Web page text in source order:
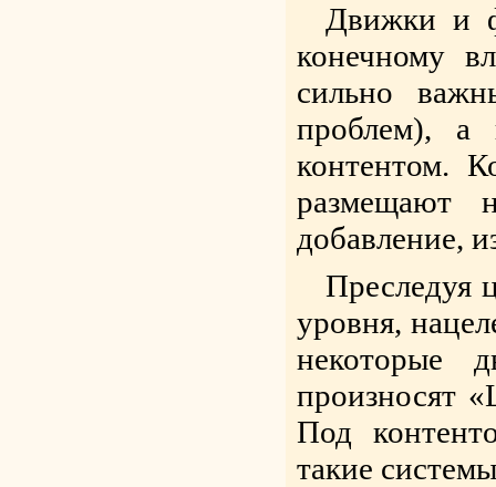
Движки и
конечному
сильно
проблем), а
контентом.
размещают
добавление,
Преследуя
уровня,
некоторые
произносят
Под
такие